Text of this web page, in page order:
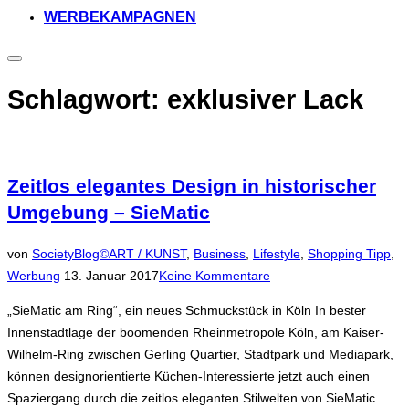
WERBEKAMPAGNEN
Seitenleiste
Navigation
umschalten
Schlagwort: exklusiver Lack
Zeitlos elegantes Design in historischer
Umgebung – SieMatic
von SocietyBlog©ART / KUNST, Business Lifestyle Shopping Tipp
Werbung Veröffentlicht
13. Januar 2017Keine Kommentare
„SieMatic am Ring“, ein neues Schmuckstück in Köln In bester
Innenstadtlage der boomenden Rheinmetropole Köln, am Kaiser-
Wilhelm-Ring zwischen Gerling Quartier, Stadtpark und Mediapark,
können designorientierte Küchen-Interessierte jetzt auch einen
Spaziergang durch die zeitlos eleganten Stilwelten von SieMatic